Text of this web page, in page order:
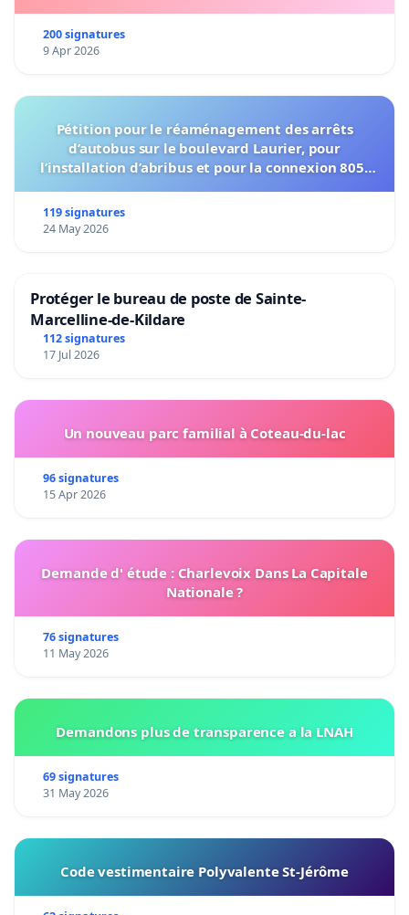
200 signatures
9 Apr 2026
Pétition pour le réaménagement des arrêts
d’autobus sur le boulevard Laurier, pour
l’installation d’abribus et pour la connexion 805-
119 signatures
24 May 2026
Protéger le bureau de poste de Sainte-
Marcelline-de-Kildare
112 signatures
17 Jul 2026
Un nouveau parc familial à Coteau-du-lac
96 signatures
15 Apr 2026
Demande d' étude : Charlevoix Dans La Capitale
Nationale ?
76 signatures
11 May 2026
Demandons plus de transparence a la LNAH
69 signatures
31 May 2026
Code vestimentaire Polyvalente St-Jérôme